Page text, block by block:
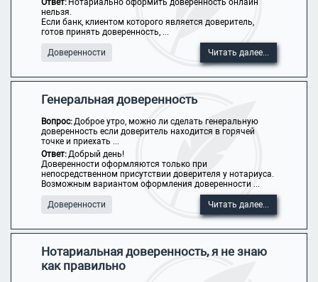
Ответ: Нотариально оформить доверенность онлайн
нельзя.
Если банк, клиентом которого является доверитель,
готов принять доверенность, ...
Доверенности Читать далее...
Генеральная доверенность
Вопрос:Доброе утро, можно ли сделать генеральную
доверенность если доверитель находится в горячей
точке и приехать ...
Ответ:Добрый день!
Доверенности оформляются только при
непосредственном присутствии доверителя у нотариуса.
Возможным вариантом оформления доверенности ...
Доверенности Читать далее...
Нотариальная доверенность, я не знаю
как правильно